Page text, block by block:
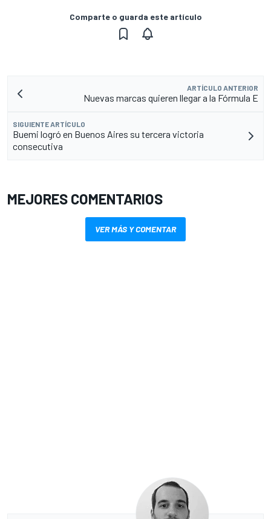
Comparte o guarda este artículo
ARTÍCULO ANTERIOR
Nuevas marcas quieren llegar a la Fórmula E
SIGUIENTE ARTÍCULO
Buemi logró en Buenos Aires su tercera victoria
consecutiva
MEJORES COMENTARIOS
VER MÁS Y COMENTAR